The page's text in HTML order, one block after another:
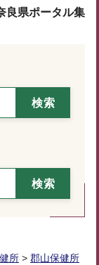
良県ポータル集
所 > 郡山保健所